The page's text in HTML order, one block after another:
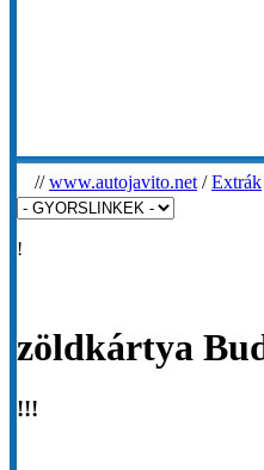
//www.autojavito.net /Extrák
!
zöldkártya
!!!